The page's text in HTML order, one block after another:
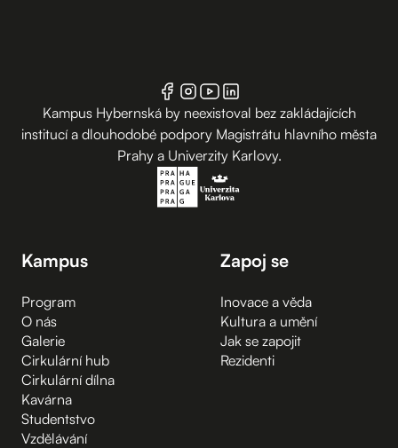
Kampus Hybernská by neexistoval bez zakládajících
institucí a dlouhodobé podpory Magistrátu hlavního města
Prahy a Univerzity Karlovy.
Kampus
Program
O nás
Galerie
Cirkulární hub
Cirkulární dílna
Kavárna
Studentstvo
Vzdělávání
Zapoj se
Inovace a věda
Kultura a umění
Jak se zapojit
Rezidenti